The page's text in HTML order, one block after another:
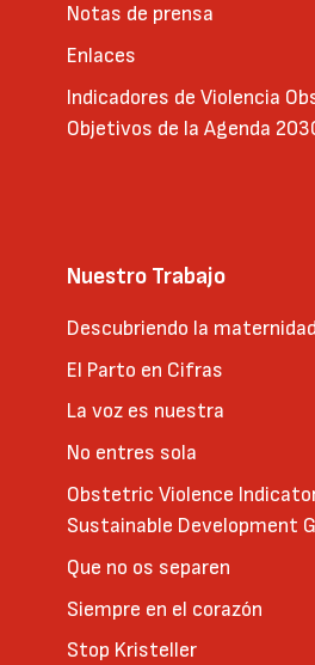
Notas de prensa
Enlaces
Indicadores de Violencia
Objetivos de la Agenda
Nuestro Trabajo
Descubriendo la maternidad
El Parto en Cifras
La voz es nuestra
No entres sola
Obstetric Violence
Sustainable Development
Que no os separen
Siempre en el corazón
Stop Kristeller